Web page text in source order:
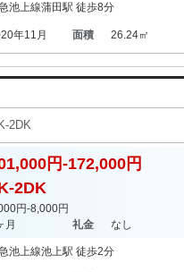
池上線蒲田駅 徒歩8分
年11月 面積 26.24㎡
2DK
円-172,000円
2DK
円-8,000円
月 礼金 なし
池上線池上駅 徒歩2分